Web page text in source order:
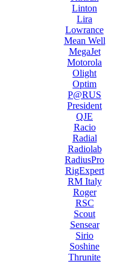
Linton
Lira
Lowrance
Mean Well
MegaJet
Motorola
Olight
Optim
P@RUS
President
QJE
Racio
Radial
Radiolab
RadiusPro
RigExpert
RM Italy
Roger
RSC
Scout
Sensear
Sirio
Soshine
Thrunite